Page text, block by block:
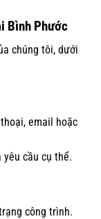
Bình Phước
chúng tôi, dưới
email hoặc
cầu cụ thể.
công trình.